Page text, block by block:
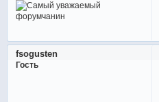
fsogusten
Гость